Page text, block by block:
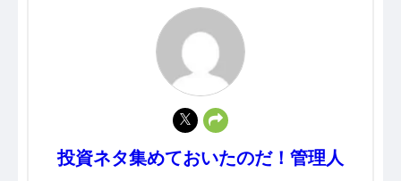
投資ネタ集めておいたのだ！管理人